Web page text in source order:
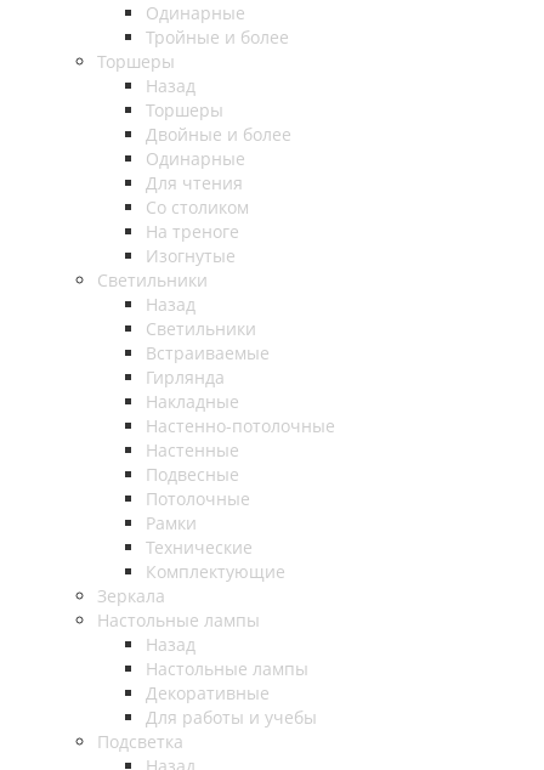
Одинарные
Тройные и более
Торшеры
Назад
Торшеры
Двойные и более
Одинарные
Для чтения
Со столиком
На треноге
Изогнутые
Светильники
Назад
Светильники
Встраиваемые
Гирлянда
Накладные
Настенно-потолочные
Настенные
Подвесные
Потолочные
Рамки
Технические
Комплектующие
Зеркала
Настольные лампы
Назад
Настольные лампы
Декоративные
Для работы и учебы
Подсветка
Назад